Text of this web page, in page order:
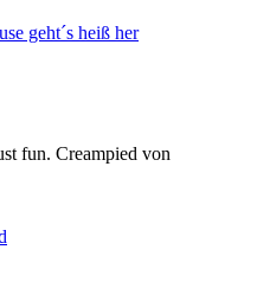
geht´s heiß her